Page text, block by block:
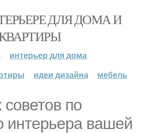
ДЛЯ ДОМА И
интерьер для дома
идеи дизайна мебель
по
интерьера вашей